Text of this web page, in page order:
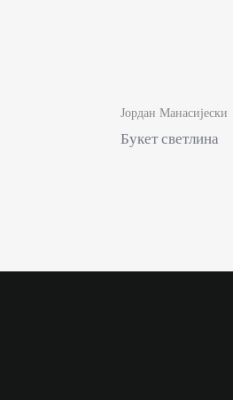
Јордан Манасијески
Букет светлина